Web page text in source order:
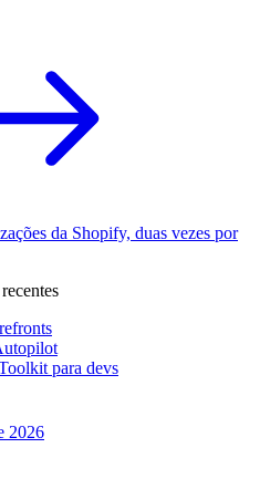
da Shopify, duas vezes por
para devs
2026